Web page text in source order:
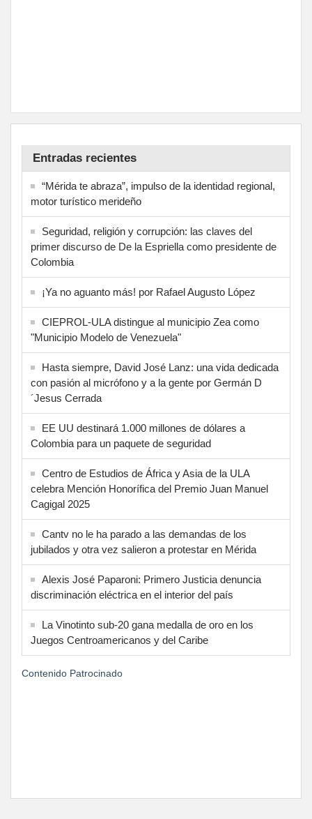
Entradas recientes
“Mérida te abraza”, impulso de la identidad regional,
motor turístico merideño
Seguridad, religión y corrupción: las claves del
primer discurso de De la Espriella como presidente de
Colombia
¡Ya no aguanto más! por Rafael Augusto López
CIEPROL-ULA distingue al municipio Zea como
"Municipio Modelo de Venezuela"
Hasta siempre, David José Lanz: una vida dedicada
con pasión al micrófono y a la gente por Germán D
´Jesus Cerrada
EE UU destinará 1.000 millones de dólares a
Colombia para un paquete de seguridad
Centro de Estudios de África y Asia de la ULA
celebra Mención Honorífica del Premio Juan Manuel
Cagigal 2025
Cantv no le ha parado a las demandas de los
jubilados y otra vez salieron a protestar en Mérida
Alexis José Paparoni: Primero Justicia denuncia
discriminación eléctrica en el interior del país
La Vinotinto sub-20 gana medalla de oro en los
Juegos Centroamericanos y del Caribe
Contenido Patrocinado